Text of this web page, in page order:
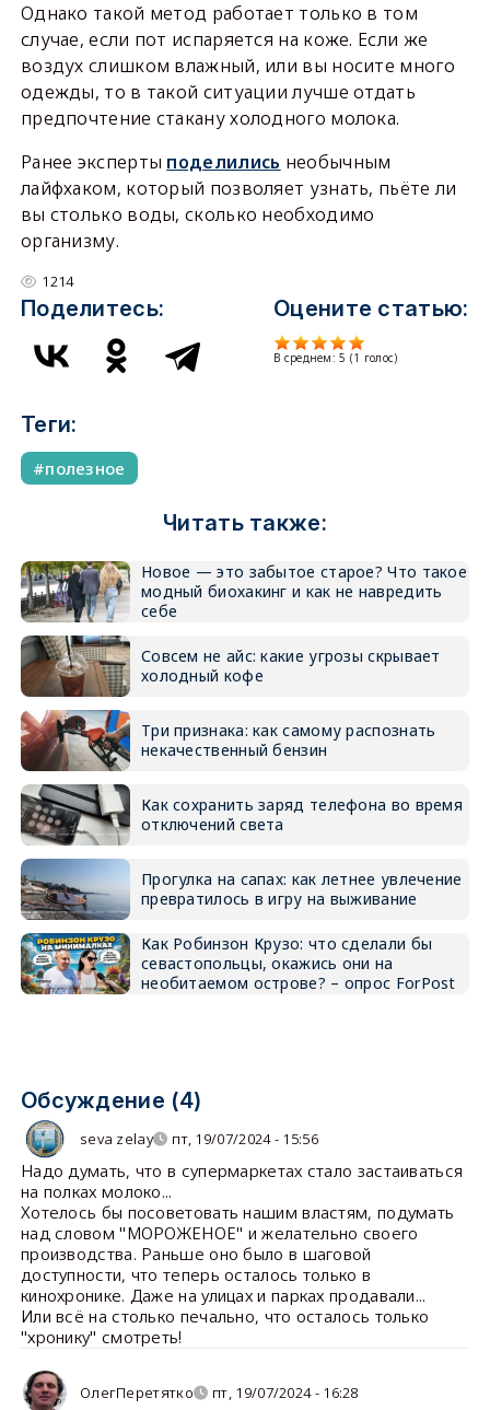
Однако такой метод работает только в том
случае, если пот испаряется на коже. Если же
воздух слишком влажный, или вы носите много
одежды, то в такой ситуации лучше отдать
предпочтение стакану холодного молока.
Ранее эксперты поделились необычным
лайфхаком, который позволяет узнать, пьёте ли
вы столько воды, сколько необходимо
организму.
1214
Поделитесь: Оцените статью:
В среднем:5 (1 голос)
Теги:
полезное
Читать также:
Новое — это забытое старое? Что такое
модный биохакинг и как не навредить
себе
Совсем не айс: какие угрозы скрывает
холодный кофе
Три признака: как самому распознать
некачественный бензин
Как сохранить заряд телефона во время
отключений света
Прогулка на сапах: как летнее увлечение
превратилось в игру на выживание
Как Робинзон Крузо: что сделали бы
севастопольцы, окажись они на
необитаемом острове? – опрос ForPost
Обсуждение (4)
seva zelay пт, 19/07/2024 - 15:56
Надо думать, что в супермаркетах стало застаиваться
на полках молоко...
Хотелось бы посоветовать нашим властям, подумать
над словом "МОРОЖЕНОЕ" и желательно своего
производства. Раньше оно было в шаговой
доступности, что теперь осталось только в
кинохронике. Даже на улицах и парках продавали...
Или всё на столько печально, что осталось только
"хронику" смотреть!
ОлегПеретятко пт, 19/07/2024 - 16:28